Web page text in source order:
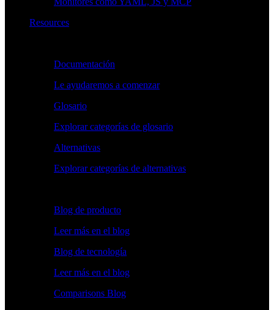
Resources
Documentación
Le ayudaremos a comenzar
Glosario
Explorar categorías de glosario
Alternativas
Explorar categorías de alternativas
Blog de producto
Leer más en el blog
Blog de tecnología
Leer más en el blog
Comparisons Blog